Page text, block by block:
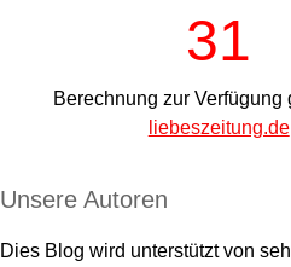
31
Berechnung zur Verfügung
liebeszeitung.de
Unsere Autoren
Dies Blog wird unterstützt von